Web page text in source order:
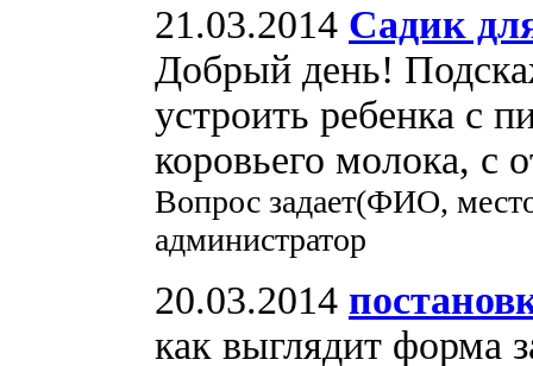
21.03.2014 Садик
Добрый день!
устроить ребенка с
коровьего молока, с
Вопрос задает(ФИО,
администратор
20.03.2014
как выглядит форма